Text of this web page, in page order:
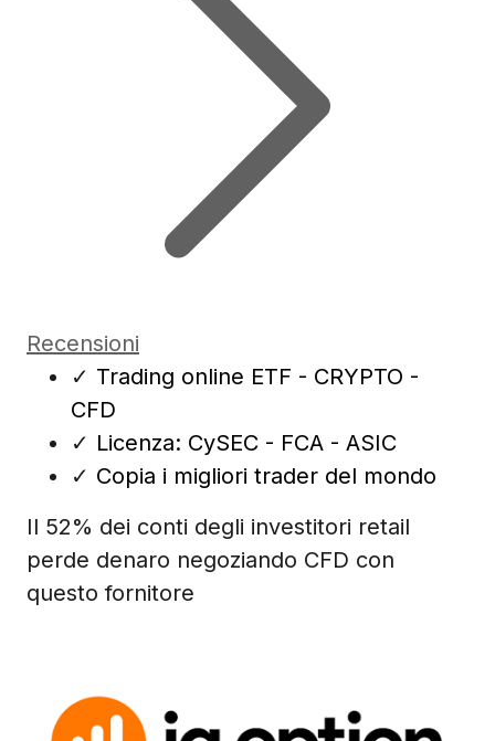
Recensioni
✓ Trading online ETF - CRYPTO -
CFD
✓ Licenza: CySEC - FCA - ASIC
✓ Copia i migliori trader del mondo
Il 52% dei conti degli investitori retail
perde denaro negoziando CFD con
questo fornitore